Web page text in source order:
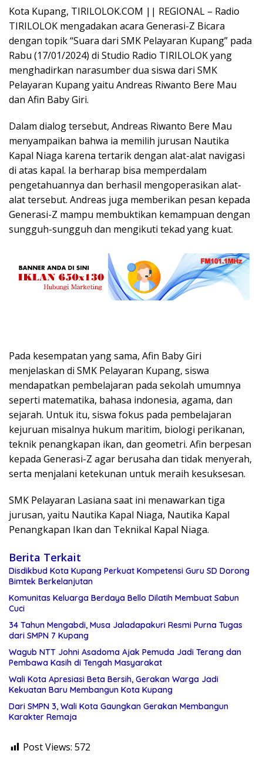
Kota Kupang, TIRILOLOK.COM || REGIONAL – Radio
TIRILOLOK mengadakan acara Generasi-Z Bicara
dengan topik “Suara dari SMK Pelayaran Kupang” pada
Rabu (17/01/2024) di Studio Radio TIRILOLOK yang
menghadirkan narasumber dua siswa dari SMK
Pelayaran Kupang yaitu Andreas Riwanto Bere Mau
dan Afin Baby Giri.
Dalam dialog tersebut, Andreas Riwanto Bere Mau
menyampaikan bahwa ia memilih jurusan Nautika
Kapal Niaga karena tertarik dengan alat-alat navigasi
di atas kapal. Ia berharap bisa memperdalam
pengetahuannya dan berhasil mengoperasikan alat-
alat tersebut. Andreas juga memberikan pesan kepada
Generasi-Z mampu membuktikan kemampuan dengan
sungguh-sungguh dan mengikuti tekad yang kuat.
Pada kesempatan yang sama, Afin Baby Giri
menjelaskan di SMK Pelayaran Kupang, siswa
mendapatkan pembelajaran pada sekolah umumnya
seperti matematika, bahasa indonesia, agama, dan
sejarah. Untuk itu, siswa fokus pada pembelajaran
kejuruan misalnya hukum maritim, biologi perikanan,
teknik penangkapan ikan, dan geometri. Afin berpesan
kepada Generasi-Z agar berusaha dan tidak menyerah,
serta menjalani ketekunan untuk meraih kesuksesan.
SMK Pelayaran Lasiana saat ini menawarkan tiga
jurusan, yaitu Nautika Kapal Niaga, Nautika Kapal
Penangkapan Ikan dan Teknikal Kapal Niaga.
Berita Terkait
Disdikbud Kota Kupang Perkuat Kompetensi Guru SD Dorong
Bimtek Berkelanjutan
Komunitas Keluarga Berdaya Bello Dilatih Membuat Sabun
Cuci
34 Tahun Mengabdi, Musa Jaladapakuri Resmi Purna Tugas
dari SMPN 7 Kupang
Wagub NTT Johni Asadoma Ajak Pemuda Jadi Terang dan
Pembawa Kasih di Tengah Masyarakat
Wali Kota Apresiasi Beta Bersih, Gerakan Warga Jadi
Kekuatan Baru Membangun Kota Kupang
Dari SMPN 3, Wali Kota Gaungkan Gerakan Membangun
Karakter Remaja
Post Views: 572